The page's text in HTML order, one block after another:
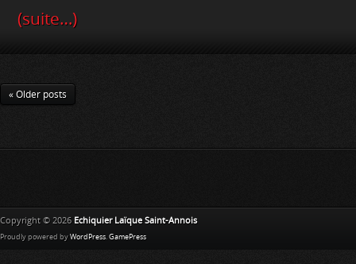
(suite…)
« Older posts
Copyright © 2026 Echiquier Laïque Saint-Annois
Proudly powered by WordPress. GamePress